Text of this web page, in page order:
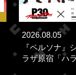
2026.08.05
『ペルソナ』
ラザ原宿「ハ